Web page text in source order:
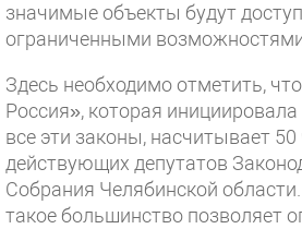
значимые объекты будут
ограниченными
Здесь необходимо отметить,
Россия», которая
все эти законы, насчитывает 50
действующих депутатов
Собрания Челябинской
такое большинство позволяет